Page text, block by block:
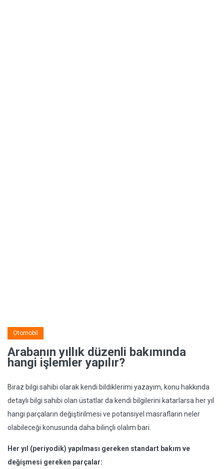
Otomobil
Arabanın yıllık düzenli bakımında
hangi işlemler yapılır?
Biraz bilgi sahibi olarak kendi bildiklerimi yazayım, konu hakkında
detaylı bilgi sahibi olan üstatlar da kendi bilgilerini katarlarsa her yıl
hangi parçaların değiştirilmesi ve potansiyel masrafların neler
olabileceği konusunda daha bilinçli olalım bari.
Her yıl (periyodik) yapılması gereken standart bakım ve
değişmesi gereken parçalar: